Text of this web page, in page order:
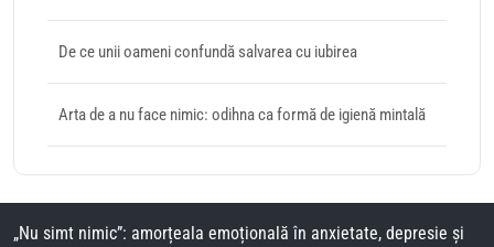
De ce unii oameni confundă salvarea cu iubirea
Arta de a nu face nimic: odihna ca formă de igienă mintală
„Nu simt nimic”: amorțeala emoțională în anxietate, depresie și